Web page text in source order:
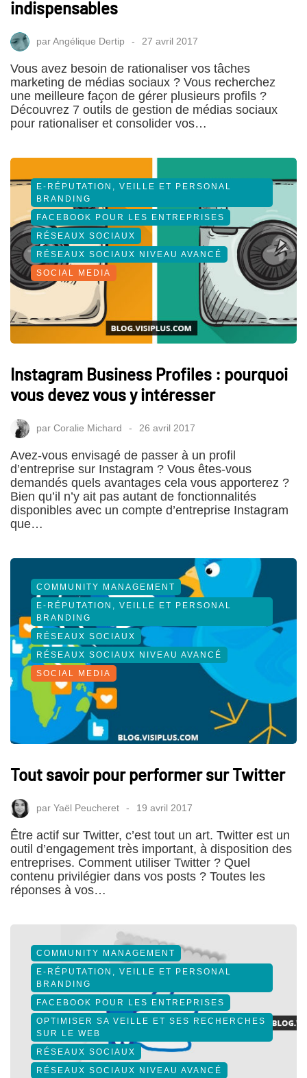
indispensables
parAngélique Dertip 27 avril 2017
Vous avez besoin de rationaliser vos tâches
marketing de médias sociaux ? Vous recherchez
une meilleure façon de gérer plusieurs profils ?
Découvrez 7 outils de gestion de médias sociaux
pour rationaliser et consolider vos…
E-RÉPUTATION, VEILLE ET PERSONAL
BRANDING
FACEBOOK POUR LES ENTREPRISES
RÉSEAUX SOCIAUX
RÉSEAUX SOCIAUX NIVEAU AVANCÉ
SOCIAL MEDIA
Instagram Business Profiles : pourquoi
vous devez vous y intéresser
par Coralie Michard 26 avril 2017
Avez-vous envisagé de passer à un profil
d’entreprise sur Instagram ? Vous êtes-vous
demandés quels avantages cela vous apporterez ?
Bien qu’il n’y ait pas autant de fonctionnalités
disponibles avec un compte d’entreprise Instagram
que…
COMMUNITY MANAGEMENT
E-RÉPUTATION, VEILLE ET PERSONAL
BRANDING
RÉSEAUX SOCIAUX
RÉSEAUX SOCIAUX NIVEAU AVANCÉ
SOCIAL MEDIA
Tout savoir pour performer sur Twitter
par Yaël Peucheret 19 avril 2017
Être actif sur Twitter, c’est tout un art. Twitter est un
outil d’engagement très important, à disposition des
entreprises. Comment utiliser Twitter ? Quel
contenu privilégier dans vos posts ? Toutes les
réponses à vos…
COMMUNITY MANAGEMENT
E-RÉPUTATION, VEILLE ET PERSONAL
BRANDING
FACEBOOK POUR LES ENTREPRISES
OPTIMISER SA VEILLE ET SES RECHERCHES
SUR LE WEB
RÉSEAUX SOCIAUX
RÉSEAUX SOCIAUX NIVEAU AVANCÉ